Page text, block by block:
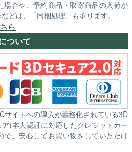
場合や、予約商品・取寄商品の入荷が
どは、「同梱処理」も承ります。
ら
ついて
サイトへの導入が義務化されている3D
)本人認証に対応したクレジットカー
で、安心してお買い物をしていただけ